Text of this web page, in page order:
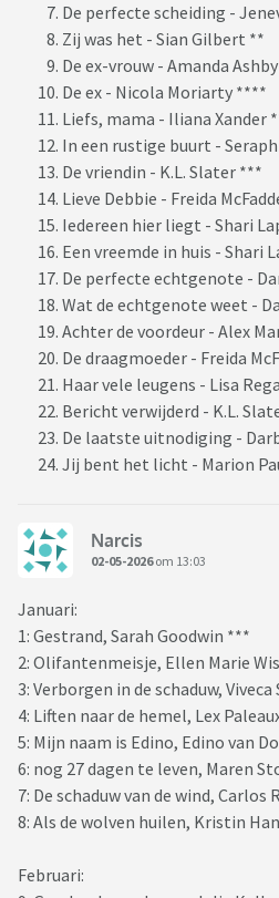
De perfecte scheiding -
Zij was het - Sian Gilbert **
De ex-vrouw - Amanda
De ex - Nicola Moriarty ****
Liefs, mama - Iliana Xander
In een rustige buurt -
De vriendin - K.L. Slater ***
Lieve Debbie - Freida
Iedereen hier liegt - Shari
Een vreemde in huis - Shari
De perfecte echtgenote -
Wat de echtgenote weet -
Achter de voordeur - Alex
De draagmoeder - Freida
Haar vele leugens - Lisa
Bericht verwijderd - K.L.
De laatste uitnodiging -
Jij bent het licht - Marion
Narcis
02-05-2026om 13:03
Januari:
1: Gestrand, Sarah Goodwin ***
2: Olifantenmeisje, Ellen Marie
3: Verborgen in de schaduw,
4: Liften naar de hemel, Lex
5: Mijn naam is Edino, Edino van
6: nog 27 dagen te leven, Maren
7: De schaduw van de wind,
8: Als de wolven huilen, Kristin
Februari: